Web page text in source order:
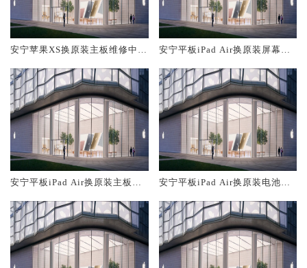
安宁苹果XS换原装主板维修中心
安宁平板iPad Air换原装屏幕服
安宁平板iPad Air换原装主板维
安宁平板iPad Air换原装电池维